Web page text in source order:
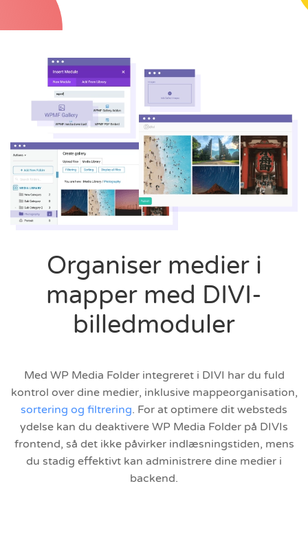
Organiser medier i
mapper med DIVI-
billedmoduler
Med WP Media Folder integreret i DIVI har du fuld
kontrol over dine medier, inklusive mappeorganisation,
sortering og filtrering. For at optimere dit websteds
ydelse kan du deaktivere WP Media Folder på DIVIs
frontend, så det ikke påvirker indlæsningstiden, mens
du stadig effektivt kan administrere dine medier i
backend.